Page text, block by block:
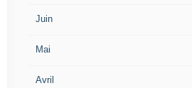
Juin
Mai
Avril